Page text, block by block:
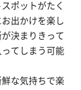
ポットがたく
出かけを楽し
決まりきって
てしまう可能
な気持ちで楽